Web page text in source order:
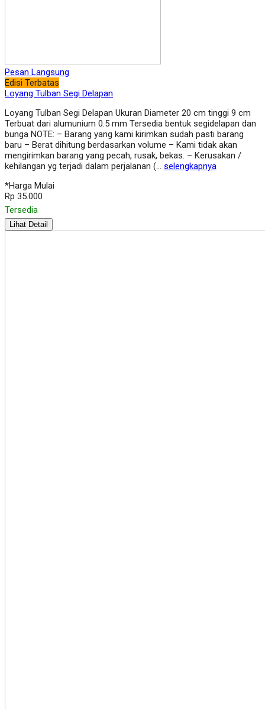
Pesan Langsung
Edisi Terbatas
Loyang Tulban Segi Delapan
Loyang Tulban Segi Delapan Ukuran Diameter 20 cm tinggi 9 cm
Terbuat dari alumunium 0.5 mm Tersedia bentuk segidelapan dan
bunga NOTE: – Barang yang kami kirimkan sudah pasti barang
baru – Berat dihitung berdasarkan volume – Kami tidak akan
mengirimkan barang yang pecah, rusak, bekas. – Kerusakan /
kehilangan yg terjadi dalam perjalanan (… selengkapnya
*Harga Mulai
Rp 35.000
Tersedia
Lihat Detail